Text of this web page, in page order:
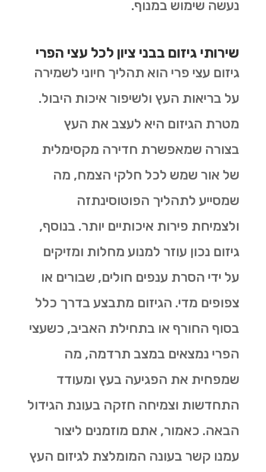
נעשה שימוש במנוף.
שירותי גיזום בבני ציון לכל עצי הפרי
גיזום עצי פרי הוא תהליך חיוני לשמירה
על בריאות העץ ולשיפור איכות היבול.
מטרת הגיזום היא לעצב את העץ
בצורה שמאפשרת חדירה מקסימלית
של אור שמש לכל חלקי הצמח, מה
שמסייע לתהליך הפוטוסינתזה
ולצמיחת פירות איכותיים יותר. בנוסף,
גיזום נכון עוזר למנוע מחלות ומזיקים
על ידי הסרת ענפים חולים, שבורים או
צפופים מדי. הגיזום מתבצע בדרך כלל
בסוף החורף או בתחילת האביב, כשעצי
הפרי נמצאים במצב תרדמה, מה
שמפחית את הפגיעה בעץ ומעודד
התחדשות וצמיחה חזקה בעונת הגידול
הבאה. כאמור, אתם מוזמנים ליצור
עמנו קשר בעונה המומלצת לגיזום העץ